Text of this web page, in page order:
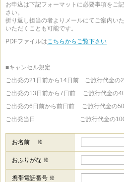
お申込は下記フォーマットに必要事項をご
さい。
折り返し担当の者よりメールにてご案内い
いただくことも可能です。
PDFファイルは こちらからご覧下さい
■キャンセル規定
ご出発の21日前から14日前 ご旅行代金の
ご出発の13日前から7日前 ご旅行代金の
ご出発の6日前から前日前 ご旅行代金の
ご出発当日 ご旅行代金の100
お名前 ※
おふりがな ※
携帯電話番号 ※